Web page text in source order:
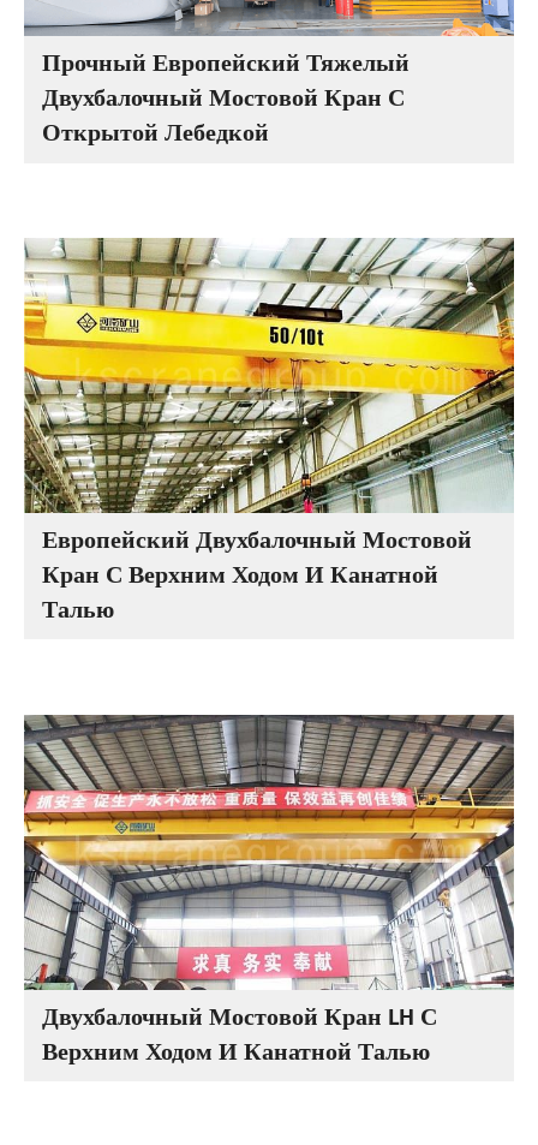
Прочный Европейский Тяжелый
Двухбалочный Мостовой Кран С
Открытой Лебедкой
Европейский Двухбалочный Мостовой
Кран С Верхним Ходом И Канатной
Талью
Двухбалочный Мостовой Кран LH С
Верхним Ходом И Канатной Талью